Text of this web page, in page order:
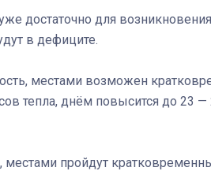
достаточно для
в дефиците.
местами возможен
тепла, днём повысится до 23
местами пройдут